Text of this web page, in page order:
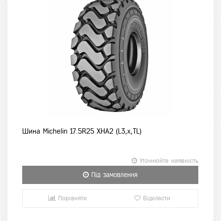
Шина Michelin 17.5R25 XHA2 (L3,x,TL)
Уточнюйте наявність
Під замовлення
Порівняти Відкласти